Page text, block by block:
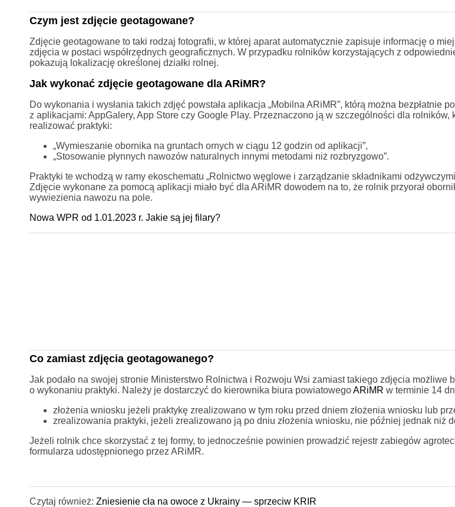
Czym jest zdjęcie geotagowane?
Zdjęcie geotagowane to taki rodzaj fotografii, w której aparat automatycznie zapisuje informację o
zdjęcia w postaci współrzędnych geograficznych. W przypadku rolników korzystających z
pokazują lokalizację określonej działki rolnej.
Jak wykonać zdjęcie geotagowane dla ARiMR?
Do wykonania i wysłania takich zdjęć powstała aplikacja „Mobilna ARiMR”, którą można bezpłatnie
z aplikacjami: AppGalery, App Store czy Google Play. Przeznaczono ją w szczególności dla rolników,
realizować praktyki:
„Wymieszanie obornika na gruntach ornych w ciągu 12 godzin od aplikacji”,
„Stosowanie płynnych nawozów naturalnych innymi metodami niż rozbryzgowo”.
Praktyki te wchodzą w ramy ekoschematu „Rolnictwo węglowe i zarządzanie składnikami
Zdjęcie wykonane za pomocą aplikacji miało być dla ARiMR dowodem na to, że rolnik przyorał
wywiezienia nawozu na pole.
Nowa WPR od 1.01.2023 r. Jakie są jej filary?
Co zamiast zdjęcia geotagowanego?
Jak podało na swojej stronie Ministerstwo Rolnictwa i Rozwoju Wsi zamiast takiego zdjęcia możliwe
o wykonaniu praktyki. Należy je dostarczyć do kierownika biura powiatowegoARiMR w terminie 14
złożenia wniosku jeżeli praktykę zrealizowano w tym roku przed dniem złożenia wniosku lub
zrealizowania praktyki, jeżeli zrealizowano ją po dniu złożenia wniosku, nie później jednak niż
Jeżeli rolnik chce skorzystać z tej formy, to jednocześnie powinien prowadzić rejestr zabiegów
formularza udostępnionego przez ARiMR.
Czytaj również: Zniesienie cła na owoce z Ukrainy — sprzeciw KRIR